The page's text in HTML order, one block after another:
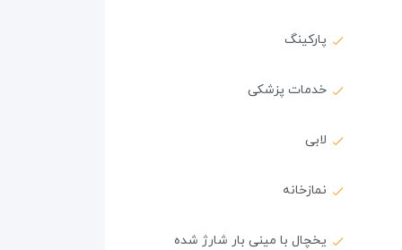
پارکینگ
خدمات پزشکی
لابی
نمازخانه
یخچال با مینی بار شارژ شده